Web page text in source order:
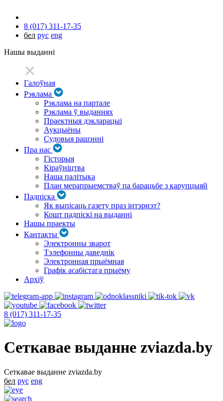
8 (017) 311-17-35
бел рус eng
Нашы выданні
Галоўная
Рэклама
Рэклама на партале
Рэклама ў выданнях
Праектныя дэкларацыі
Аукцыёны
Судовыя рашэнні
Пра нас
Гісторыя
Кіраўніцтва
Наша палітыка
План мерапрыемстваў па барацьбе з карупцыяй
Падпіска
Як выпісаць газету праз інтэрнэт?
Кошт падпіскі на выданні
Нашы праекты
Кантакты
Электронны зварот
Тэлефонны даведнік
Электронная прыёмная
Графік асабістага прыёму
Архіў
8 (017) 311-17-35
Сеткавае выданне zviazda.by
Сеткавае выданне zviazda.by
бел рус eng